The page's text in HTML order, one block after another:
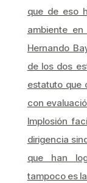
que de eso
ambiente
Hernando
de los dos
estatuto que
con
Implosión
dirigencia
que han
tampoco es